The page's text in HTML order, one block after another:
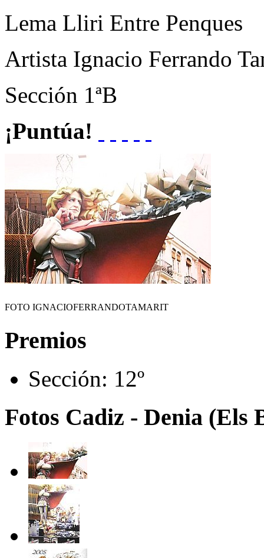
Lema Lliri Entre Penques
Artista Ignacio Ferrando
Sección 1ªB
¡Puntúa!
FOTO IGNACIOFERRANDOTAMARIT
Premios
Sección: 12º
Fotos Cadiz - Denia (Els